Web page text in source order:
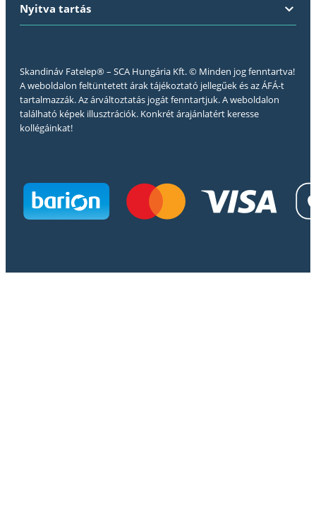
Nyitva tartás
Skandináv Fatelep® – SCA Hungária Kft. © Minden jog fenntartva!
A weboldalon feltüntetett árak tájékoztató jellegűek és az ÁFÁ-t
tartalmazzák. Az árváltoztatás jogát fenntartjuk. A weboldalon
található képek illusztrációk. Konkrét árajánlatért keresse
kollégáinkat!